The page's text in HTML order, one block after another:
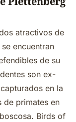
atractivos de
encuentran
de su
son ex-
en la
de primates en
Birds of